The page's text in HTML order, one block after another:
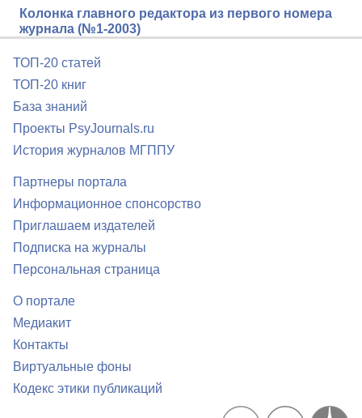
Колонка главного редактора из первого номера
журнала (№1-2003)
ТОП-20 статей
ТОП-20 книг
База знаний
Проекты PsyJournals.ru
История журналов МГППУ
Партнеры портала
Информационное спонсорство
Приглашаем издателей
Подписка на журналы
Персональная страница
О портале
Медиакит
Контакты
Виртуальные фоны
Кодекс этики публикаций